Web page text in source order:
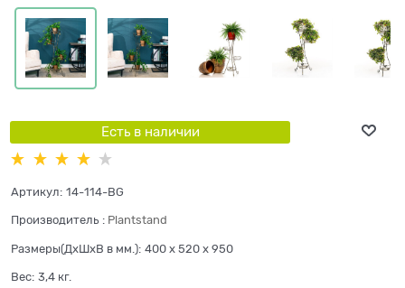
Есть в наличии
Артикул: 14-114-BG
Производитель : Plantstand
Размеры(ДхШхВ в мм.): 400 x 520 x 950
Вес: 3,4 кг.